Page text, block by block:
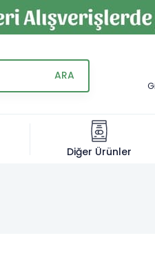
Diğer Ürünler